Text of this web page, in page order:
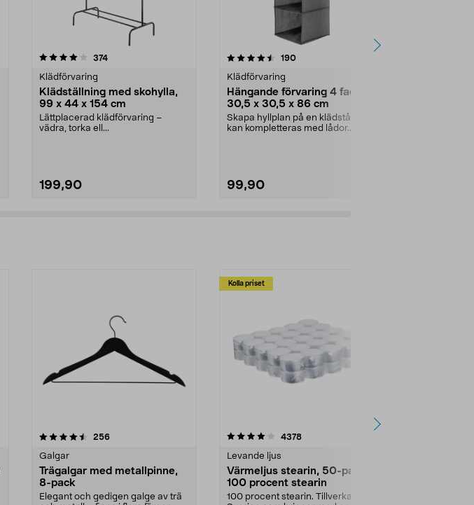
374recensioner
Klädförvaring
Klädställning med skohylla,
99 x 44 x 154 cm
Lättplacerad klädförvaring –
vädra, torka ell...
199,90
4.5 av 5 stjärnor 190recensioner
Klädförvaring
Hängande förvaring 4 fack
30,5 x 30,5 x 86 cm
Skapa hyllplan på en klädstång,
kan kompletteras med lådor.
99,90
4.0 av 5 stjärnor
256recensioner
Galgar
Trägalgar med metallpinne,
8-pack
Elegant och gedigen galge av trä
Kolla priset
4.0av 5 stjärnor 4378recensioner
Levande ljus
Värmeljus stearin, 50-pack,
100 procent stearin
100 procent stearin. Tillverkade i
4.5av 5 stjärnor